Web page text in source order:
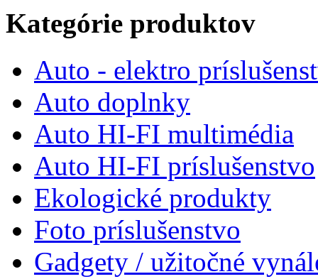
Kategórie produktov
Auto - elektro
Auto doplnky
Auto HI-FI multimédia
Auto HI-FI príslušenstvo
Ekologické produkty
Foto príslušenstvo
Gadgety / užitočné